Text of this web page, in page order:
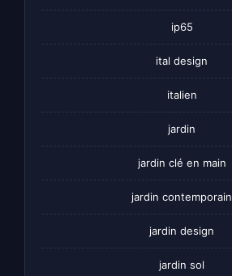
ip65
ital design
italien
jardin
jardin clé en main
jardin contemporain
jardin design
jardin sol